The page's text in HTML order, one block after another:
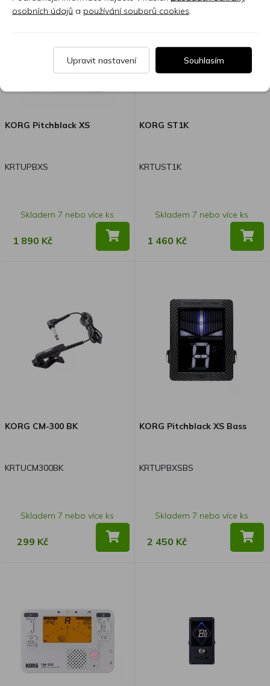
KORG Pitchblack XS
KRTUPBXS
Skladem 7 nebo více ks
1 890 Kč
KORG ST1K
KRTUST1K
Skladem 7 nebo více ks
1 460 Kč
KORG CM-300 BK
KRTUCM300BK
Skladem 7 nebo více ks
299 Kč
KORG Pitchblack XS Bass
KRTUPBXSBS
Skladem 7 nebo více ks
2 450 Kč
osobních údajů a používání souborů cookies
Upravit nastavení Souhlasím